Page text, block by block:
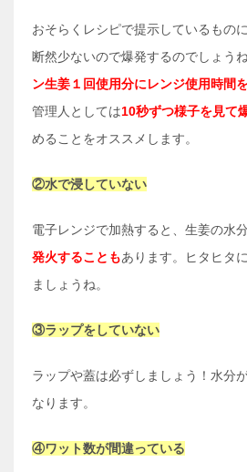
おそらくレシピで提示しているもの
断然少ないので爆発するのでしょう
ン生姜１回使用分にレンジ使用時間
管理人としては10秒ずつ様子を見て
めることをオススメします。
②水で浸していない
電子レンジで加熱すると、生姜の水
発火することもあります。ヒタヒタ
ましょうね。
③ラップをしていない
ラップや蓋は必ずしましょう！水分
なります。
④ワット数が間違っている